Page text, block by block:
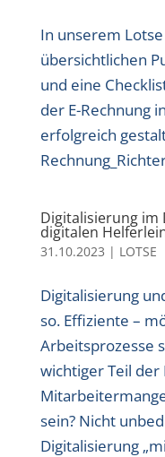
In unserem
übersichtlichen
und eine
der E-Rechnung
erfolgreich
Digitalisierung im
digitalen
31.10.2023 | LOTSE
Digitalisierung
so. Effiziente –
Arbeitsprozesse
wichtiger Teil der
sein? Nicht
Digitalisierung